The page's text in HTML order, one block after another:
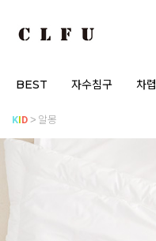
BEST 자수침구 차렵
KID 알몽